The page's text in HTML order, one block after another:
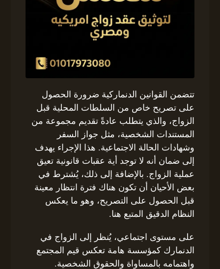
تتضمن القوانين الدنماركية ضرورة الحصول
على تصريح خاص من السلطات المحلية قبل
الزواج، والذي يتطلب عادةً تقديم مجموعة من
المستندات الشخصية، مثل جواز السفر
وشهادات الحالة الاجتماعية. هذا الإجراء يهدف
إلى ضمان أنه لا توجد أية عقبات قانونية تعيق
عملية الزواج. بالإضافة إلى ذلك، يُشترط في
بعض الأحيان أن تكون هناك فترة انتظار معينة
قبل الحصول على التصريح، وهو ما يعكس
النظام الدقيق المتبع هنا.
على مستوى اجتماعي، يُنظر إلى الزواج في
الدنمارك كمؤسسة هامة تعكس قيم المجتمع
واهتمامه بالمساواة والحقوق الشخصية.